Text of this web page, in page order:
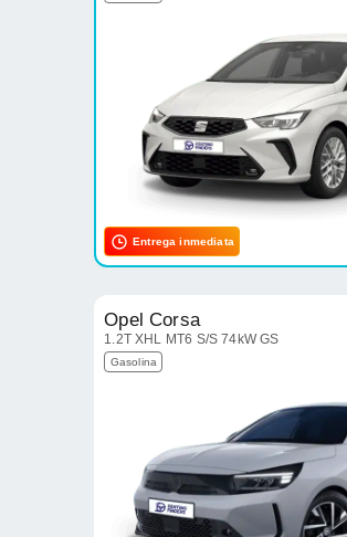
Entrega inmediata
Opel Corsa
1.2T XHL MT6 S/S 74kW GS
Gasolina